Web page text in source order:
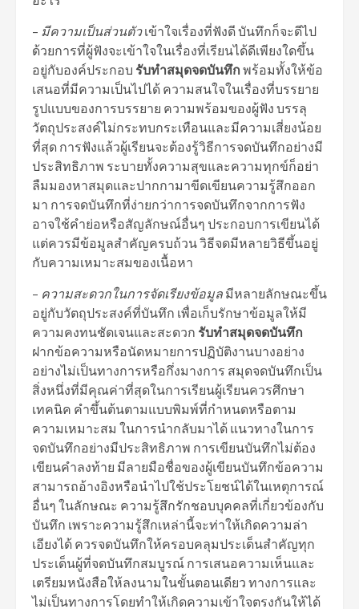
– มีความเป็นส่วนตัวเข้าใจเรื่องที่ฟังดี บันทึกก็จะดีไป
ด้วยการที่ผู้ฟังจะเข้าใจในเรื่องที่เรียนได้ดีเพียงใดขึ้น
อยู่กับองค์ประกอบ รับทำสมุดจดบันทึก พร้อมทั้งให้ข้อ
เสนอที่มีความเป็นไปได้ ความสนใจในเรื่องที่บรรยาย
รูปแบบของการบรรยาย ความพร้อมของผู้ฟัง บรรลุ
วัตถุประสงค์ไม่กระทบกระเทือนและมีความเสี่ยงน้อย
ที่สุด การฟังแล้วผู้เรียนจะต้องรู้วิธีการจดบันทึกอย่างมี
ประสิทธิภาพ ระบายทั้งความสุขและความทุกข์ก็อย่า
ลืมมองหาสมุดและปากกามาขีดเขียนความรู้สึกออก
มา การจดบันทึกที่ง่ายกว่าการจดบันทึกจากการฟัง
อาจใช้คำย่อหรือสัญลักษณ์อื่นๆ ประกอบการเขียนได้
แต่ควรมีข้อมูลสำคัญครบถ้วน วิธีจดมีหลายวิธีขึ้นอยู่
กับความเหมาะสมของเนื้อหา
– ความสะดวกในการจัดเรียงข้อมูล มีหลายลักษณะขึ้น
อยู่กับวัตถุประสงค์ที่บันทึก เพื่อเก็บรักษาข้อมูลให้มี
ความคงทนชัดเจนและสะดวก รับทำสมุดจดบันทึก
ฝากข้อความหรือนัดหมายการปฏิบัติงานบางอย่าง
อย่างไม่เป็นทางการหรือกึ่งมางการ สมุดจดบันทึกเป็น
สิ่งหนึ่งที่มีคุณค่าที่สุดในการเรียนผู้เรียนควรศึกษา
เทคนิค คำขึ้นต้นตามแบบพิมพ์ที่กำหนดหรือตาม
ความเหมาะสม ในการนำกลับมาได้ แนวทางในการ
จดบันทึกอย่างมีประสิทธิภาพ การเขียนบันทึกไม่ต้อง
เขียนคำลงท้าย มีลายมือชื่อของผู้เขียนบันทึกข้อความ
สามารถอ้างอิงหรือนำไปใช้ประโยชน์ได้ในเหตุการณ์
อื่นๆ ในลักษณะ ความรู้สึกรักชอบบุคคลที่เกี่ยวข้องกับ
บันทึก เพราะความรู้สึกเหล่านี้จะท่าให้เกิดความล่า
เอียงได้ ควรจดบันทึกให้ครอบคลุมประเด็นสำคัญทุก
ประเด็นผู้ที่จดบันทึกสมบูรณ์ การเสนอความเห็นและ
เตรียมหนังสือให้ลงนามในขั้นตอนเดียว ทางการและ
ไม่เป็นทางการโดยทำให้เกิดความเข้าใจตรงกันให้ได้